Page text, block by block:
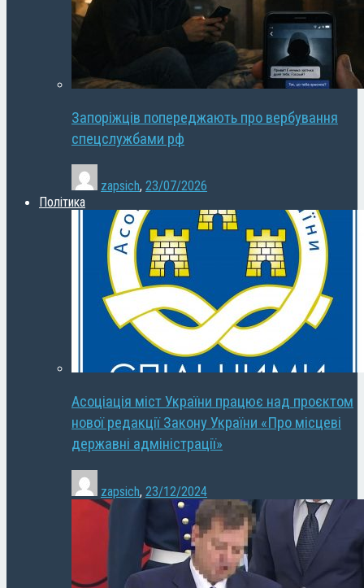
Запоріжців попереджають про вербування
спецслужбами рф
zapsich, 23/07/2026
Політика
Асоціація міст України працює над проєктом
нової редакції Закону України «Про місцеві
державні адміністрації»
zapsich, 23/12/2024